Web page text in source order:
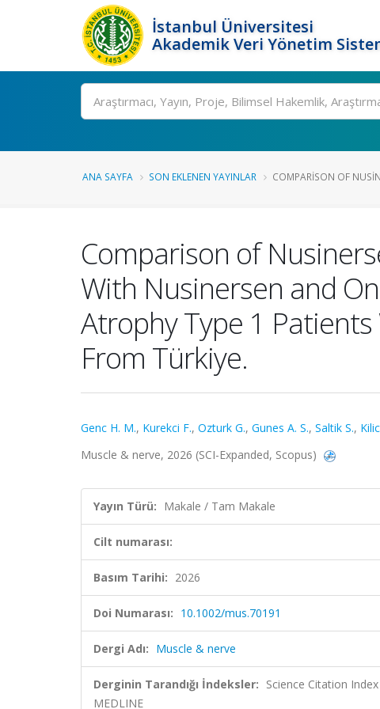
İstanbul Üniversitesi
Akademik Veri Yönetim
Ara
ANA SAYFA SON EKLENEN YAYINLAR COMPARISON OF
Comparison of
With Nusinersen and
Atrophy Type 1
From Türkiye.
Genc H. M., Kurekci F., Ozturk G., Gunes A. S., Saltik S.,
Muscle & nerve, 2026 (SCI-Expanded, Scopus)
Yayın Türü: Makale / Tam Makale
Cilt numarası:
Basım Tarihi: 2026
Doi Numarası: 10.1002/mus.70191
Dergi Adı: Muscle & nerve
Derginin Tarandığı İndeksler: Science Citation
MEDLINE